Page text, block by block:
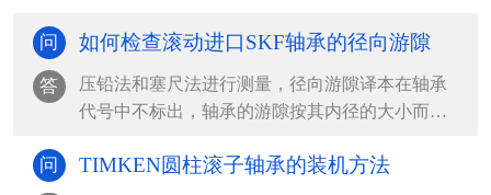
问 如何检查滚动进口SKF轴承的径向游隙
答
压铅法和塞尺法进行测量，径向游隙译本在轴承
代号中不标出，轴承的游隙按其内径的大小而不
问 TIMKEN圆柱滚子轴承的装机方法